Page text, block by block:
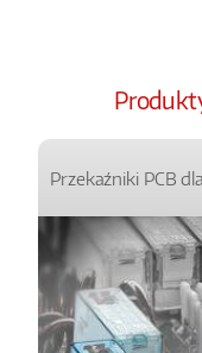
Przekaźniki PCB